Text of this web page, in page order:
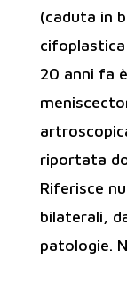
(caduta in
20 anni fa
riportata
Riferisce
bilaterali,
patologie.